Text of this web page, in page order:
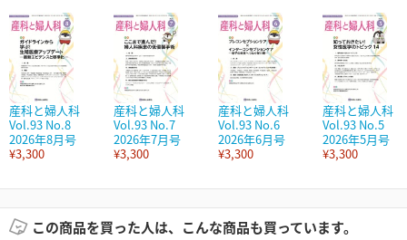
産科と婦人科
Vol.93 No.8
2026年8月号
¥3,300
産科と婦人科
Vol.93 No.7
2026年7月号
¥3,300
産科と婦人科
Vol.93 No.6
2026年6月号
¥3,300
産科と婦人科
Vol.93 No.5
2026年5月号
¥3,300
この商品を買った人は、こんな商品も買っています。